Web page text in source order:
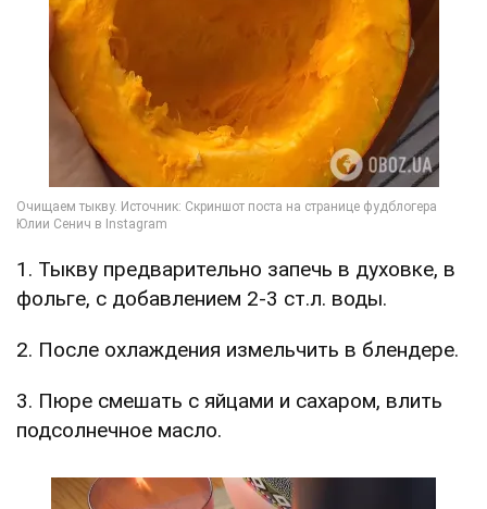
1. Тыкву предварительно запечь в духовке, в
фольге, с добавлением 2-3 ст.л. воды.
2. После охлаждения измельчить в блендере.
3. Пюре смешать с яйцами и сахаром, влить
подсолнечное масло.